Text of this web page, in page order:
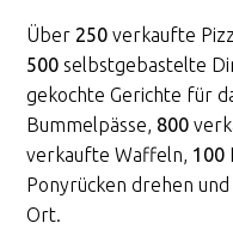
Über 250 verkaufte
500 selbstgebastelte
gekochte Gerichte für
Bummelpässe, 800
verkaufte Waffeln, 100
Ponyrücken drehen
Ort.